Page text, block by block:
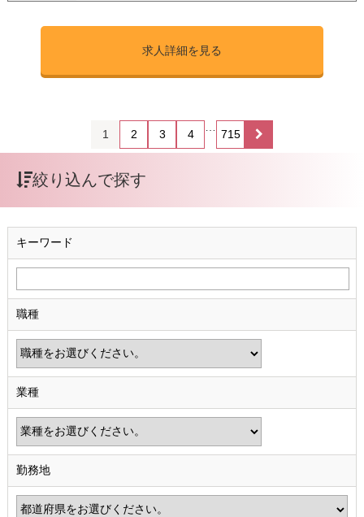
求人詳細を見る
1 2 3 4 715
絞り込んで探す
キーワード
職種
業種
勤務地